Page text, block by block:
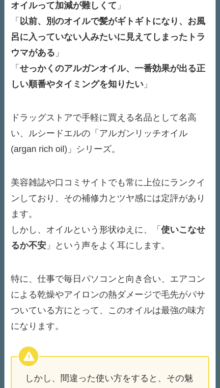
オイルって加減が難しくて 」
「 以前、別のオイルで髪がギトギトになり、お風
呂に入っていない人みたいに見えてしまったトラ
ウマがある 」
「せっかくのアルガンオイル、一番効果が出る正
しい順番やタイミングを知りたい 」
ドラッグストアで手軽に買える名品として名高
い、ルシードエルの「アルガンリッチオイル
(argan rich oil)」シリーズ。
美容雑誌や口コミサイトでも常に上位にランクイ
ンしており、その補修力とツヤ感には定評があり
ます。
しかし、オイルという形状ゆえに、「使いこなせ
るか不安 」という声をよく耳にします。
特に、仕事で毎日パソコンと向き合い、エアコン
による乾燥やアイロンの熱ダメージで毛先がパサ
ついている方にとって、このオイルは最強の味方
になります。
しかし、間違った使い方をすると、その魅